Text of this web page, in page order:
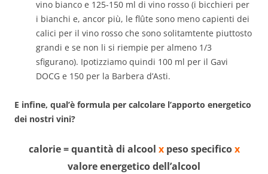
vino bianco e 125-150 ml di vino rosso (i bicchieri per
i bianchi e, ancor più, le flûte sono meno capienti dei
calici per il vino rosso che sono solitamtente piuttosto
grandi e se non li si riempie per almeno 1/3
sfigurano). Ipotizziamo quindi 100 ml per il Gavi
DOCG e 150 per la Barbera d’Asti.
E infine, qual’è formula per calcolare l’apporto energetico
dei nostri vini?
calorie = quantità di alcool xpeso specificox
valore energetico dell’alcool